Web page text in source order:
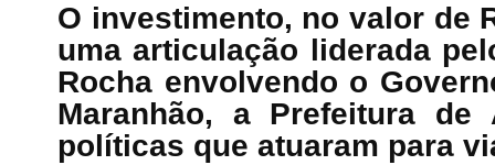
O investimento, no valor de
uma articulação liderada
Rocha envolvendo o
Maranhão, a Prefeitura de
políticas que atuaram para